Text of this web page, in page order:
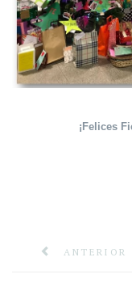
¡Felices
ANTERIOR